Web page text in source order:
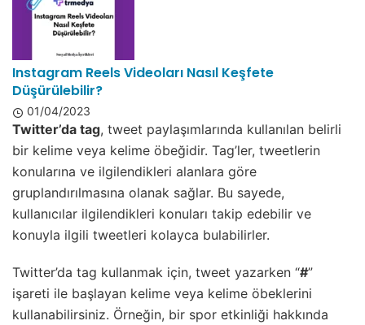
Instagram Reels Videoları Nasıl Keşfete
Düşürülebilir?
01/04/2023
Twitter’da tag, tweet paylaşımlarında kullanılan belirli
bir kelime veya kelime öbeğidir. Tag’ler, tweetlerin
konularına ve ilgilendikleri alanlara göre
gruplandırılmasına olanak sağlar. Bu sayede,
kullanıcılar ilgilendikleri konuları takip edebilir ve
konuyla ilgili tweetleri kolayca bulabilirler.
Twitter’da tag kullanmak için, tweet yazarken “#”
işareti ile başlayan kelime veya kelime öbeklerini
kullanabilirsiniz. Örneğin, bir spor etkinliği hakkında